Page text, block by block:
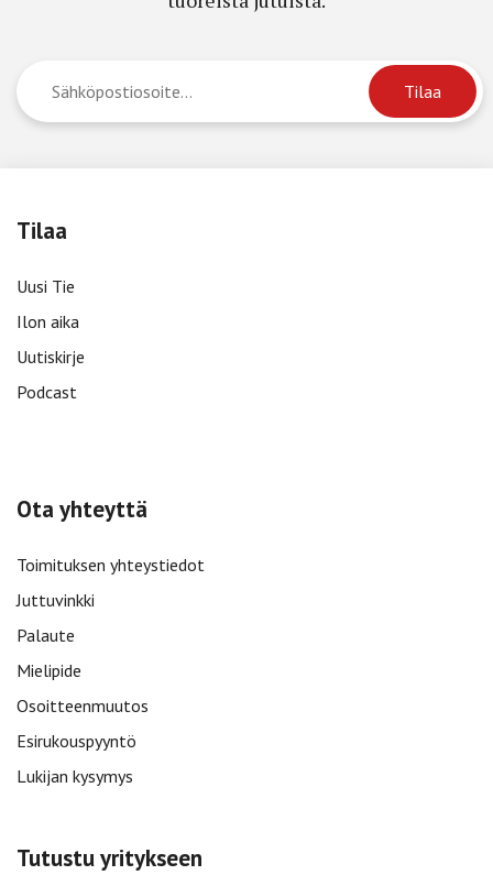
Tilaa
Uusi Tie
Ilon aika
Uutiskirje
Podcast
Ota yhteyttä
Toimituksen yhteystiedot
Juttuvinkki
Palaute
Mielipide
Osoitteenmuutos
Esirukouspyyntö
Lukijan kysymys
Tutustu yritykseen